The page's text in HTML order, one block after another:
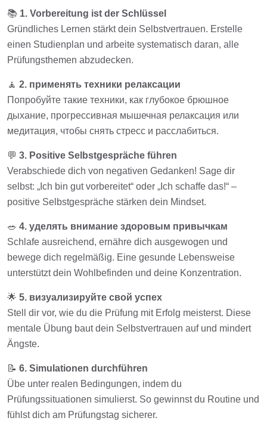
📚 1. Vorbereitung ist der Schlüssel
Gründliches Lernen stärkt dein Selbstvertrauen. Erstelle
einen Studienplan und arbeite systematisch daran, alle
Prüfungsthemen abzudecken.
🧘 2. применять техники релаксации
Попробуйте такие техники, как глубокое брюшное
дыхание, прогрессивная мышечная релаксация или
медитация, чтобы снять стресс и расслабиться.
💬 3. Positive Selbstgespräche führen
Verabschiede dich von negativen Gedanken! Sage dir
selbst: „Ich bin gut vorbereitet“ oder „Ich schaffe das!“ –
positive Selbstgespräche stärken dein Mindset.
🥗 4. уделять внимание здоровым привычкам
Schlafe ausreichend, ernähre dich ausgewogen und
bewege dich regelmäßig. Eine gesunde Lebensweise
unterstützt dein Wohlbefinden und deine Konzentration.
🌟 5. визуализируйте свой успех
Stell dir vor, wie du die Prüfung mit Erfolg meisterst. Diese
mentale Übung baut dein Selbstvertrauen auf und mindert
Ängste.
📝 6. Simulationen durchführen
Übe unter realen Bedingungen, indem du
Prüfungssituationen simulierst. So gewinnst du Routine und
fühlst dich am Prüfungstag sicherer.